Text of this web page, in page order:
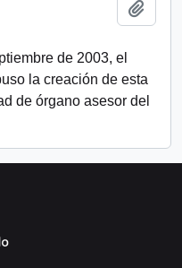
de 2003, el
la creación de esta
de órgano asesor del